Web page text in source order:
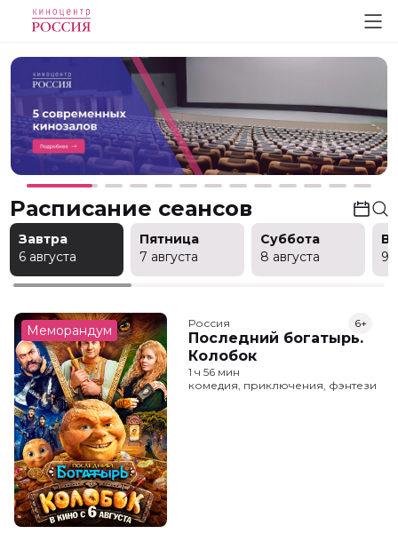
Расписание сеансов
Завтра
6 августа
Пятница
7 августа
Суббота
8 августа
9
Меморандум Россия
Последний богатырь.
Колобок
6+
1 ч 56 мин
комедия, приключения, фэнтези